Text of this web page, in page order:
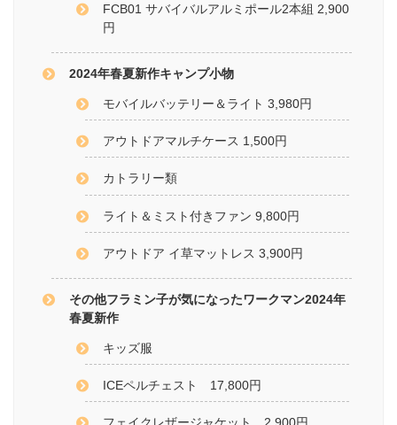
FCB01 サバイバルアルミポール2本組 2,900
円
2024年春夏新作キャンプ小物
モバイルバッテリー＆ライト 3,980円
アウトドアマルチケース 1,500円
カトラリー類
ライト＆ミスト付きファン 9,800円
アウトドア イ草マットレス 3,900円
その他フラミン子が気になったワークマン2024年
春夏新作
キッズ服
ICEペルチェスト 17,800円